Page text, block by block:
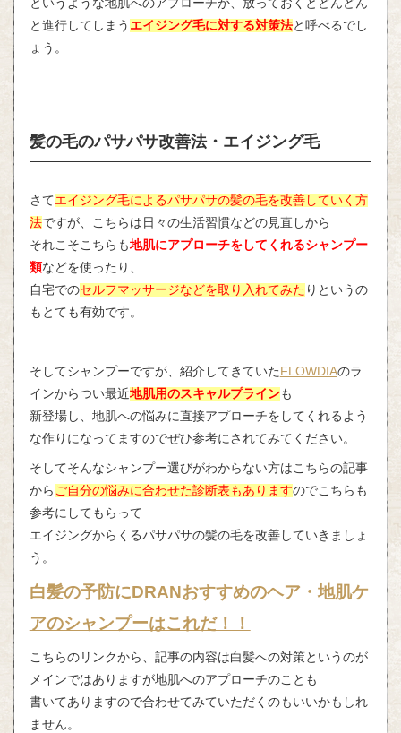
というような地肌へのアプローチが、放っておくとどんどん
と進行してしまう エイジング毛に対する対策法と呼べるでし
ょう。
髪の毛のパサパサ改善法・エイジング毛
さてエイジング毛によるパサパサの髪の毛を改善していく方
法ですが、こちらは日々の生活習慣などの見直しから
それこそこちらも地肌にアプローチをしてくれるシャンプー
類などを使ったり、
自宅でのセルフマッサージなどを取り入れてみた りというの
もとても有効です。
そしてシャンプーですが、紹介してきていた FLOWDIAのラ
インからつい最近地肌用のスキャルプラインも
新登場し、地肌への悩みに直接アプローチをしてくれるよう
な作りになってますのでぜひ参考にされてみてください。
そしてそんなシャンプー選びがわからない方はこちらの記事
から ご自分の悩みに合わせた診断表もありますのでこちらも
参考にしてもらって
エイジングからくるパサパサの髪の毛を改善していきましょ
う。
白髪の予防にDRANおすすめのヘア・地肌ケ
アのシャンプーはこれだ！！
こちらのリンクから、記事の内容は白髪への対策というのが
メインではありますが地肌へのアプローチのことも
書いてありますので合わせてみていただくのもいいかもしれ
ません。